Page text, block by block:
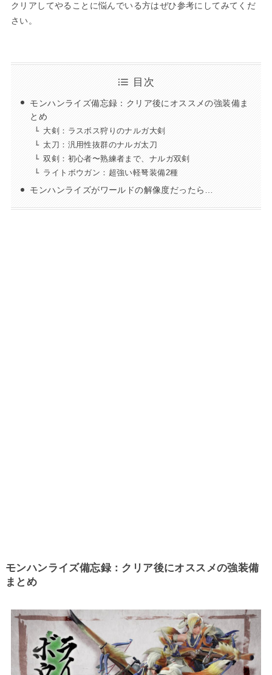
クリアしてやることに悩んでいる方はぜひ参考にしてみてくだ
さい。
目次
モンハンライズ備忘録：クリア後にオススメの強装備ま
とめ
大剣：ラスボス狩りのナルガ大剣
太刀：汎用性抜群のナルガ太刀
双剣：初心者〜熟練者まで、ナルガ双剣
ライトボウガン：超強い軽弩装備2種
モンハンライズがワールドの解像度だったら…
モンハンライズ備忘録：クリア後にオススメの強装備
まとめ